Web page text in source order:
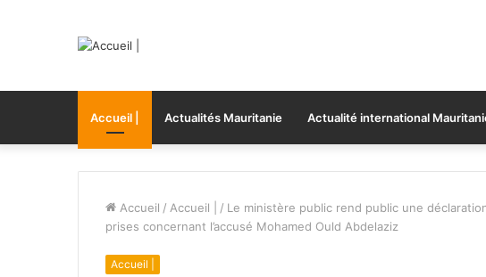
Accueil | Actualités Mauritanie Actualité international
Accueil / Accueil | / Le ministère public rend public une
prises concernant l’accusé Mohamed Ould Abdelaziz
Accueil |